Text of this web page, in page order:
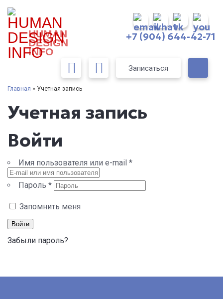
HUMAN
DESIGN
INFO
+7 (904) 644-42-71
Записаться
Главная » Учетная запись
Учетная запись
Войти
Имя пользователя или e-mail *
Пароль *
Запомнить меня
Войти
Забыли пароль?